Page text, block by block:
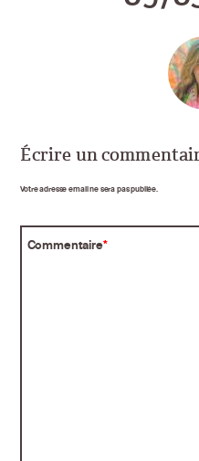
Écrire un
Votre adresse email ne sera pas publiée.
Commentaire*